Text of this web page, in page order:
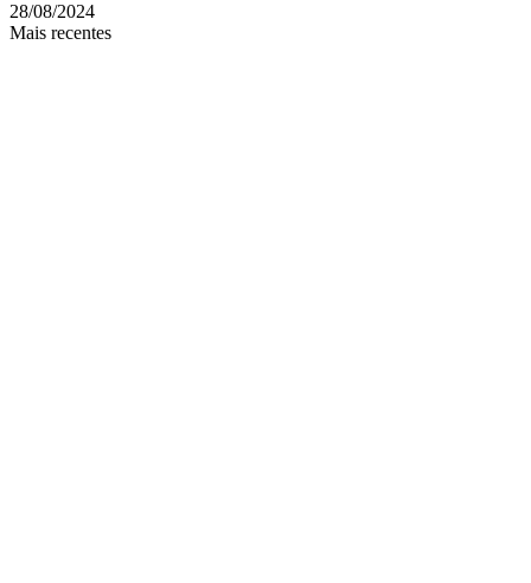
28/08/2024
Mais recentes